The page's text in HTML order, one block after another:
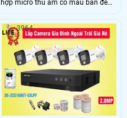
hợp micro thu âm có màu ban đêm
là đầu tư một hệ thống an ninh cho
gia đình hiệu quả tối ưu nhất. Đây là
bộ camera Gia Đình An Thành Phát
đã chọn lọc và đưa ra combo gói
lắp camera IP gia đình trọn bộ DS-
2CD1321G2-LIU với nhiều chức
năng thông minh và tiện ích mà giá
cả lại phải chăng, phù hợp cho mọi
gia đình
3964